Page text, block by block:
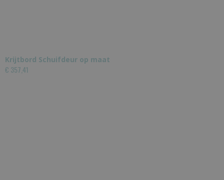
Krijtbord Schuifdeur op maat
€ 357,41